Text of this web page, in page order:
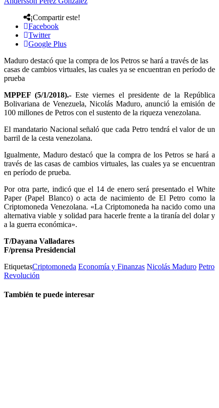
¡Compartir este!
Facebook
Twitter
Google Plus
Maduro destacó que la compra de los Petros se hará a través de las
casas de cambios virtuales, las cuales ya se encuentran en período de
prueba
MPPEF (5/1/2018).- Este viernes el presidente de la República
Bolivariana de Venezuela, Nicolás Maduro, anunció la emisión de
100 millones de Petros con el sustento de la riqueza venezolana.
El mandatario Nacional señaló que cada Petro tendrá el valor de un
barril de la cesta venezolana.
Igualmente, Maduro destacó que la compra de los Petros se hará a
través de las casas de cambios virtuales, las cuales ya se encuentran
en período de prueba.
Por otra parte, indicó que el 14 de enero será presentado el White
Paper (Papel Blanco) o acta de nacimiento de El Petro como la
Criptomoneda Venezolana. «La Criptomoneda ha nacido como una
alternativa viable y solidad para hacerle frente a la tiranía del dolar y
a la guerra económica».
T/Dayana Valladares
F/prensa Presidencial
EtiquetasCriptomoneda Economía y Finanzas Nicolás Maduro Petro
Revolución
También te puede interesar